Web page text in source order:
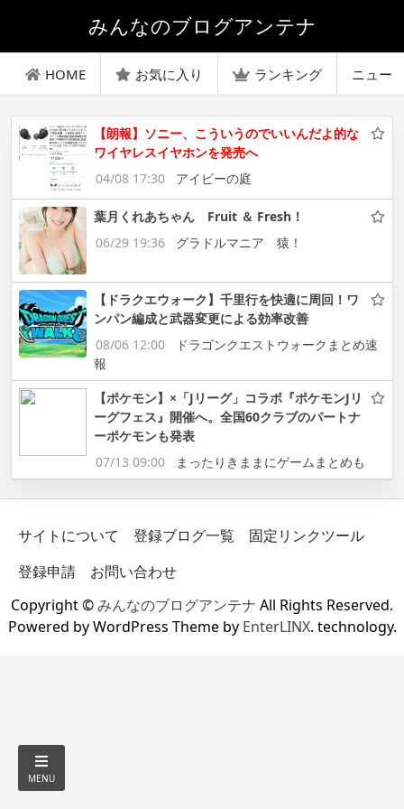
みんなのブログアンテナ
HOME お気に入り ランキング ニュー
【朗報】ソニー、こういうのでいいんだよ的な
ワイヤレスイヤホンを発売へ
04/08 17:30
アイビーの庭
葉月くれあちゃん Fruit ＆ Fresh！
06/29 19:36
グラドルマニア 猿！
【ドラクエウォーク】千里行を快適に周回！ワ
ンパン編成と武器変更による効率改善
08/06 12:00
ドラゴンクエストウォークまとめ速
報
【ポケモン】×「Jリーグ」コラボ『ポケモンJリ
ーグフェス』開催へ。全国60クラブのパートナ
ーポケモンも発表
07/13 09:00
まったりきままにゲームまとめも
サイトについて 登録ブログ一覧
固定リンクツール
登録申請
お問い合わせ
Copyright ©みんなのブログアンテナ All Rights Reserved.
Powered by WordPress Theme by EnterLINX. technology.
MENU